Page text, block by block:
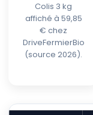
Colis 3 kg
affiché à 59,85
€ chez
DriveFermierBio
(source 2026).